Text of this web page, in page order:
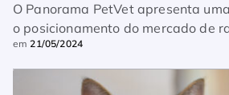
O Panorama PetVet apresenta
o posicionamento do mercado de
redes sociais. E a avaliação das
segmento nesses canais não anda
em21/05/2024